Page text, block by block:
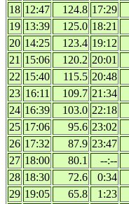
18 12:47 124.8 17:29
19 13:39 125.0 18:21
20 14:25 123.4 19:12
21 15:06 120.2 20:01
22 15:40 115.5 20:48
23 16:11 109.7 21:34
24 16:39 103.0 22:18
25 17:06 95.6 23:02
26 17:32 87.9 23:47
27 18:00 80.1 --:--
28 18:30 72.6 0:34
29 19:05 65.8 1:23